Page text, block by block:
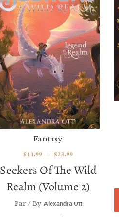
Seekers Of The Wild
Realm (volume 2)
Fantasy
$11.99 – $23.99
Par / By Alexandra Ott